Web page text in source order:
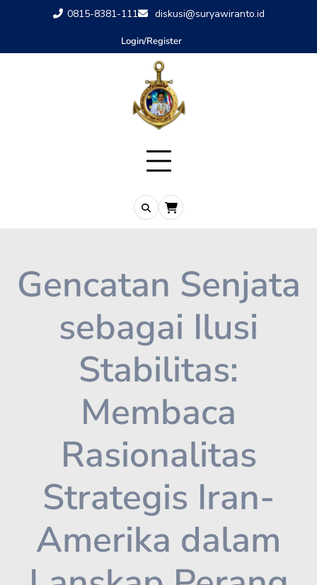
0815-8381-111 diskusi@suryawiranto.id
Login/Register
Gencatan Senjata
sebagai Ilusi
Stabilitas:
Membaca
Rasionalitas
Strategis Iran-
Amerika dalam